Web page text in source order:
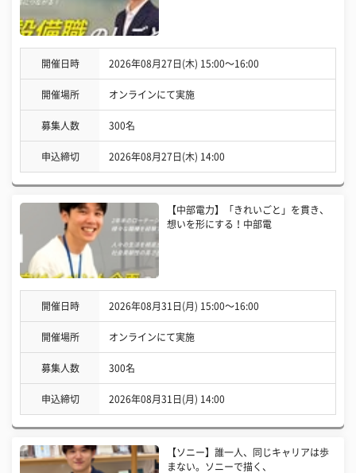
開催日時 2026年08月27日(木) 15:00〜16:00
開催場所 オンラインにて実施
募集人数 300名
申込締切 2026年08月27日(木) 14:00
【中部電力】「きれいごと」を貫き、
想いを形にする！中部電
開催日時 2026年08月31日(月) 15:00〜16:00
開催場所 オンラインにて実施
募集人数 300名
申込締切 2026年08月31日(月) 14:00
【ソニー】誰一人、同じキャリアは歩
まない。ソニーで描く、